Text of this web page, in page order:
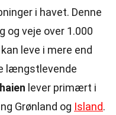
i havet. Denne
og veje over 1.000
leve i mere end
længstlevende
lever primært i
Grønland og Island.